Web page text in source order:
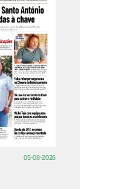
05-08-2026